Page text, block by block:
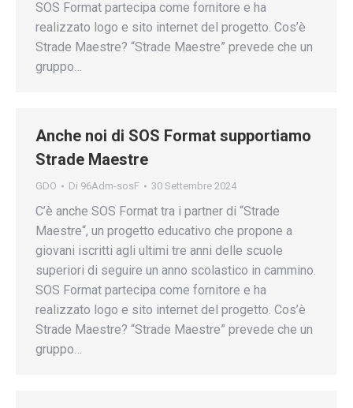
SOS Format partecipa come fornitore e ha
realizzato logo e sito internet del progetto. Cos’è
Strade Maestre? “Strade Maestre” prevede che un
gruppo…
Anche noi di SOS Format supportiamo
Strade Maestre
GDO Di 96Adm-sosF 30 Settembre 2024
C’è anche SOS Format tra i partner di “Strade
Maestre“, un progetto educativo che propone a
giovani iscritti agli ultimi tre anni delle scuole
superiori di seguire un anno scolastico in cammino.
SOS Format partecipa come fornitore e ha
realizzato logo e sito internet del progetto. Cos’è
Strade Maestre? “Strade Maestre” prevede che un
gruppo…